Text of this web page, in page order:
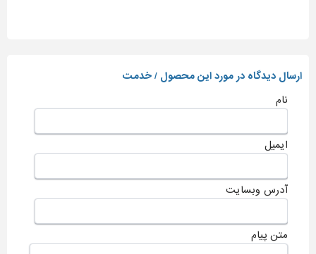
ارسال دیدگاه در مورد این محصول / خدمت
نام
ایمیل
آدرس وبسایت
متن پیام